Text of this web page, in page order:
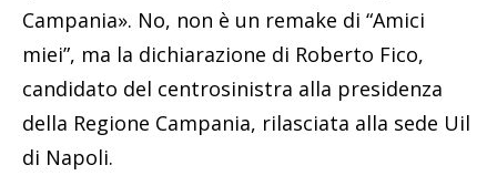
Campania». No, non è un remake di “Amici
miei”, ma la dichiarazione di Roberto Fico,
candidato del centrosinistra alla presidenza
della Regione Campania, rilasciata alla sede Uil
di Napoli.